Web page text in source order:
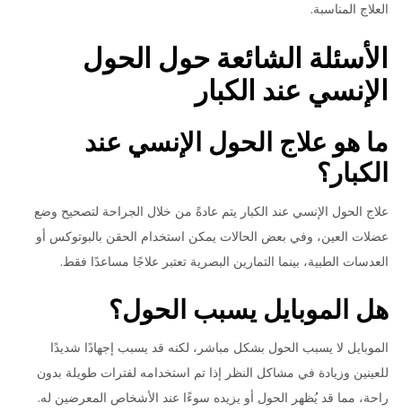
العلاج المناسبة.
الأسئلة الشائعة حول الحول
الإنسي عند الكبار
ما هو علاج الحول الإنسي عند
الكبار؟
علاج الحول الإنسي عند الكبار يتم عادةً من خلال الجراحة لتصحيح وضع
عضلات العين، وفي بعض الحالات يمكن استخدام الحقن بالبوتوكس أو
العدسات الطبية، بينما التمارين البصرية تعتبر علاجًا مساعدًا فقط.
هل الموبايل يسبب الحول؟
الموبايل لا يسبب الحول بشكل مباشر، لكنه قد يسبب إجهادًا شديدًا
للعينين وزيادة في مشاكل النظر إذا تم استخدامه لفترات طويلة بدون
راحة، مما قد يُظهر الحول أو يزيده سوءًا عند الأشخاص المعرضين له.